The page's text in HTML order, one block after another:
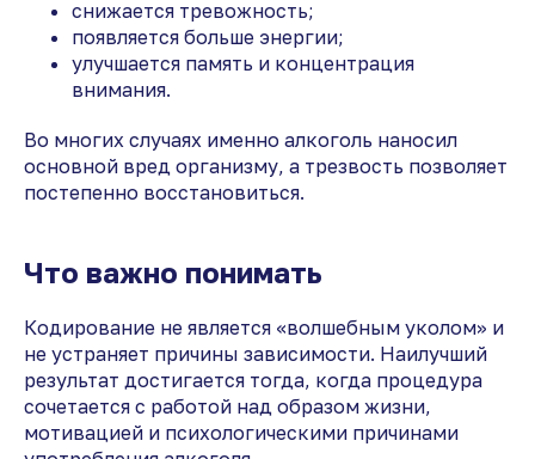
снижается тревожность;
появляется больше энергии;
улучшается память и концентрация
внимания.
Во многих случаях именно алкоголь наносил
основной вред организму, а трезвость позволяет
постепенно восстановиться.
Что важно понимать
Кодирование не является «волшебным уколом» и
не устраняет причины зависимости. Наилучший
результат достигается тогда, когда процедура
сочетается с работой над образом жизни,
мотивацией и психологическими причинами